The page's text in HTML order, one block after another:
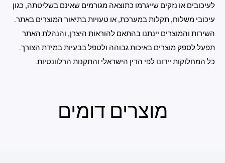
לעיכובים או נזקים שייגרמו כתוצאה מגורמים שאינם בשליטתה, כגון
עיכובי משלוח, תקלות במערכת, או טעויות בתיאור המוצרים באתר.
השירות והמוצרים יינתנו בהתאם להוראות היצרן, והנהלת האתר
תפעל לספק מוצרים באיכות גבוהה ולטפל בבעיות במידת הצורך.
כל המחלוקות יידונו לפי הדין הישראלי והתקנות הרלוונטיות.
מוצרים דומים